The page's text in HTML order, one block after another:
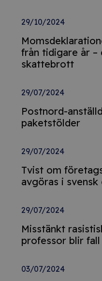
29/10/2024
från tidigare år –
skattebrott
29/07/2024
Postnord-
paketstölder
29/07/2024
Tvist om
avgöras i svensk
29/07/2024
Misstänkt
professor blir
03/07/2024